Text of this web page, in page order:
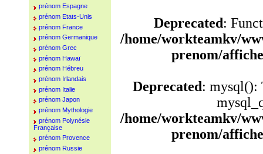
Deprecated:
/home/workteamkv/
prenom/
Deprecated: mysql():
/home/workteamkv/
prenom/
prénom Espagne
prénom Etats-Unis
prénom France
prénom Germanique
prénom Grec
prénom Hawaï
prénom Hébreu
prénom Irlandais
prénom Italie
prénom Japon
prénom Mythologie
prénom Polynésie
Française
prénom Provence
prénom Russie